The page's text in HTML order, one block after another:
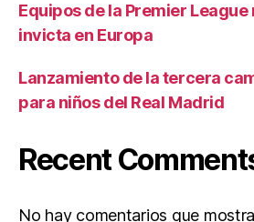
Equipos de la Premier
invicta en Europa
Lanzamiento de la tercera
para niños del Real Madrid
Recent
No hay comentarios que